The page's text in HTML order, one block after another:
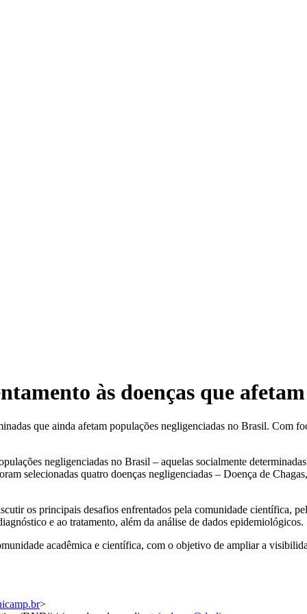
às doenças que
que ainda afetam populações negligenciadas no Brasil. Com
negligenciadas no Brasil – aquelas socialmente
selecionadas quatro doenças negligenciadas – Doença de
os principais desafios enfrentados pela comunidade científica,
e ao tratamento, além da análise de dados epidemiológicos.
acadêmica e científica, com o objetivo de ampliar a
>